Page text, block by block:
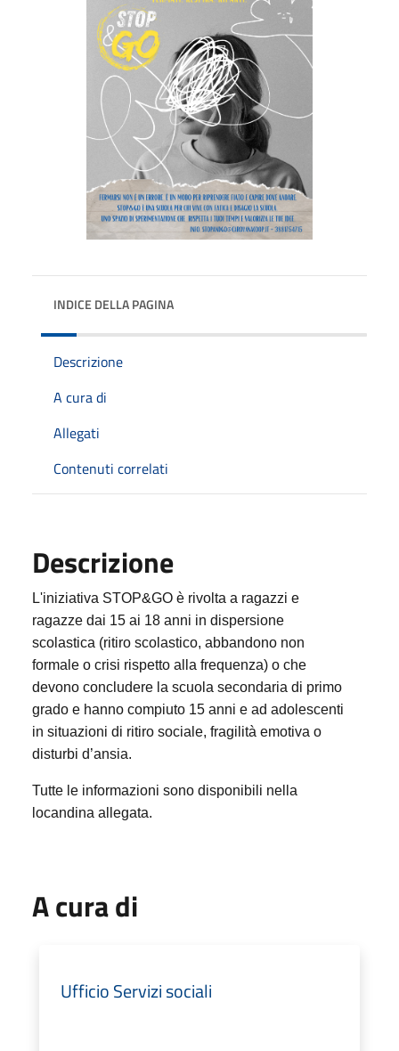
INDICE DELLA PAGINA
Descrizione
A cura di
Allegati
Contenuti correlati
Descrizione
L'iniziativa STOP&GO è rivolta a ragazzi e
ragazze dai 15 ai 18 anni in dispersione
scolastica (ritiro scolastico, abbandono non
formale o crisi rispetto alla frequenza) o che
devono concludere la scuola secondaria di primo
grado e hanno compiuto 15 anni e ad adolescenti
in situazioni di ritiro sociale, fragilità emotiva o
disturbi d’ansia.
Tutte le informazioni sono disponibili nella
locandina allegata.
A cura di
Ufficio Servizi sociali